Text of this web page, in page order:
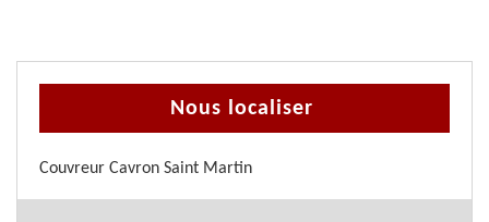
Nous localiser
Couvreur Cavron Saint Martin